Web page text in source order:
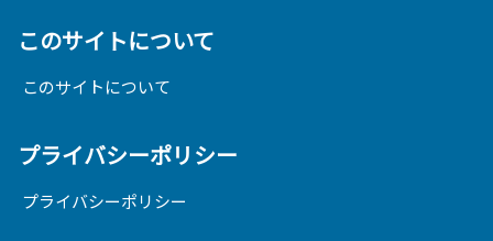
このサイトについて
このサイトについて
プライバシーポリシー
プライバシーポリシー